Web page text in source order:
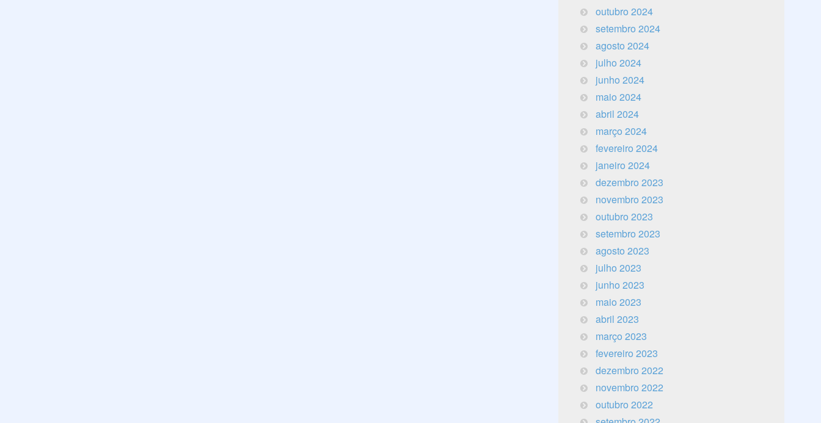
outubro 2024
setembro 2024
agosto 2024
julho 2024
junho 2024
maio 2024
abril 2024
março 2024
fevereiro 2024
janeiro 2024
dezembro 2023
novembro 2023
outubro 2023
setembro 2023
agosto 2023
julho 2023
junho 2023
maio 2023
abril 2023
março 2023
fevereiro 2023
dezembro 2022
novembro 2022
outubro 2022